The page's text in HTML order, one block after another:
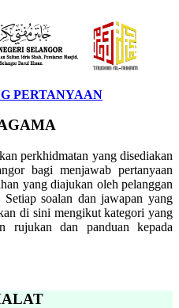
PERTANYAAN
perkhidmatan yang disediakan
bagi menjawab pertanyaan
yang diajukan oleh pelanggan
soalan dan jawapan yang
di sini mengikut kategori yang
rujukan dan panduan kepada